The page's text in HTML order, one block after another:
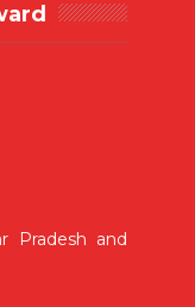
Pradesh and